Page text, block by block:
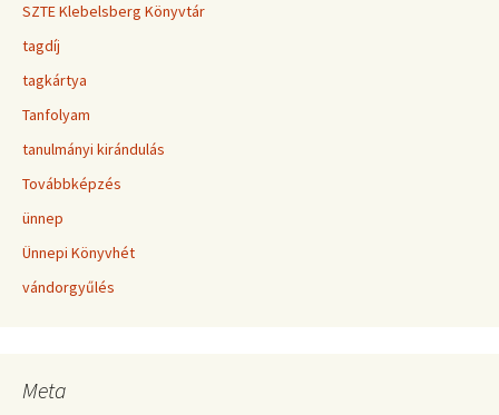
SZTE Klebelsberg Könyvtár
tagdíj
tagkártya
Tanfolyam
tanulmányi kirándulás
Továbbképzés
ünnep
Ünnepi Könyvhét
vándorgyűlés
Meta